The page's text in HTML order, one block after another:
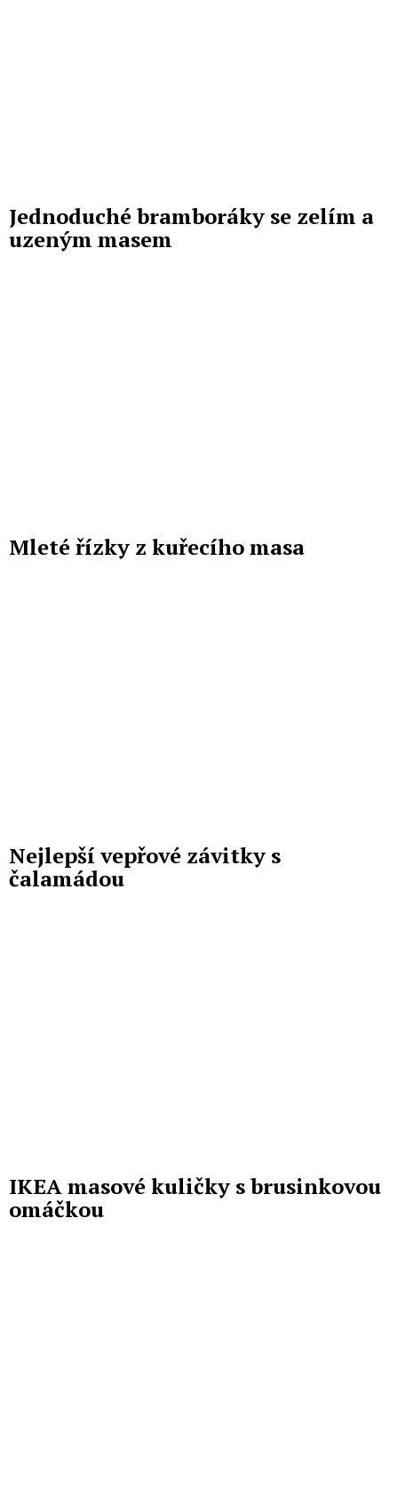
Jednoduché bramboráky se zelím a
uzeným masem
Mleté řízky z kuřecího masa
Nejlepší vepřové závitky s
čalamádou
IKEA masové kuličky s brusinkovou
omáčkou